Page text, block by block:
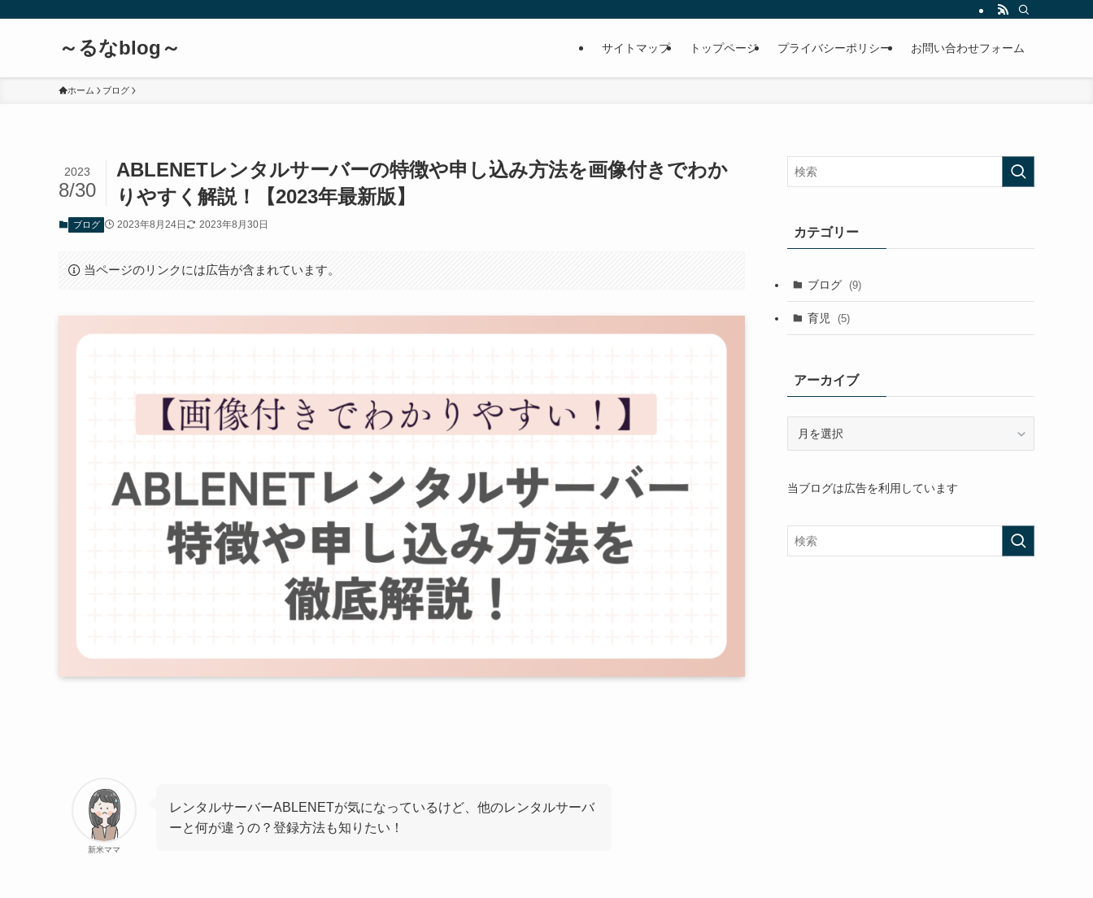
～るなblog～ サイトマップ トップページ プライバシーポリシー お問い合わせフォーム
ホーム ブログ
ABLENETレンタルサーバーの特徴や申し込み方法を画像付きでわか
りやすく解説！【2023年最新版】
2023
8/30
ブログ 2023年8月24日 2023年8月30日
当ページのリンクには広告が含まれています。
新米ママ
レンタルサーバーABLENETが気になっているけど、他のレンタルサーバ
ーと何が違うの？登録方法も知りたい！
カテゴリー
ブログ (9)
育児 (5)
アーカイブ
ブ
当ブログは広告を利用しています